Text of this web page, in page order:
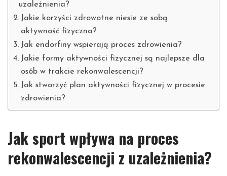
uzależnienia?
Jakie korzyści zdrowotne niesie ze sobą
aktywność fizyczna?
Jak endorfiny wspierają proces zdrowienia?
Jakie formy aktywności fizycznej są najlepsze dla
osób w trakcie rekonwalescencji?
Jak stworzyć plan aktywności fizycznej w procesie
zdrowienia?
Jak sport wpływa na proces
rekonwalescencji z uzależnienia?